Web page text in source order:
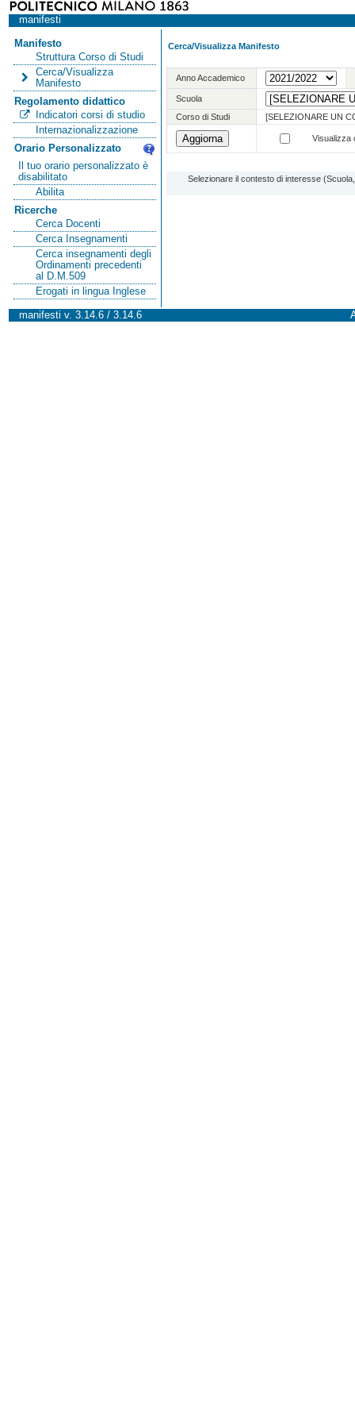
manifesti
Manifesto
Struttura Corso di Studi
Cerca/Visualizza
Manifesto
Regolamento didattico
Indicatori corsi di studio
Internazionalizzazione
Orario Personalizzato
Il tuo orario personalizzato è
disabilitato
Abilita
Ricerche
Cerca Docenti
Cerca Insegnamenti
Cerca insegnamenti degli
Ordinamenti precedenti
al D.M.509
Erogati in lingua Inglese
Cerca/Visualizza Manifesto
Anno Accademico
Scuola
Corso di Studi
[SELEZIONARE UN
Visualizza
Selezionare il contesto di interesse
manifesti v. 3.14.6 / 3.14.6